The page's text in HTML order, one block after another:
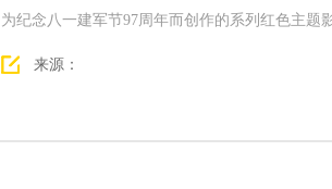
为纪念八一建军节97周年而创作的系列红色主题
来源：